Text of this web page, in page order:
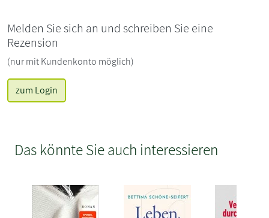
Melden Sie sich an und schreiben Sie eine
Rezension
(nur mit Kundenkonto möglich)
zum Login
Das könnte Sie auch interessieren